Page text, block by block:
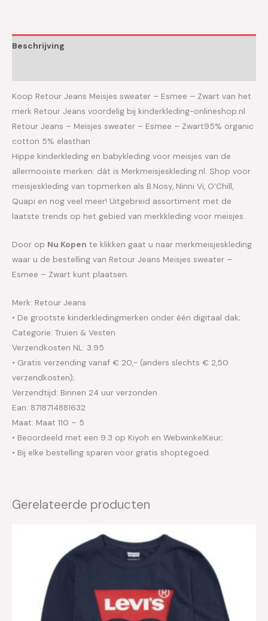
Beschrijving
Koop Retour Jeans Meisjes sweater – Esmee – Zwart van het
merk Retour Jeans voordelig bij kinderkleding-onlineshop.nl
Retour Jeans – Meisjes sweater – Esmee – Zwart95% organic
cotton 5% elasthan
Hippe kinderkleding en babykleding voor meisjes van de
allermooiste merken: dát is Merkmeisjeskleding.nl. Shop voor
meisjeskleding van topmerken als B.Nosy, Ninni Vi, O’Chill,
Quapi en nog veel meer! Uitgebreid assortiment met de
laatste trends op het gebied van merkkleding voor meisjes.
Door op Nu Kopen te klikken gaat u naar merkmeisjeskleding
waar u de bestelling van Retour Jeans Meisjes sweater –
Esmee – Zwart kunt plaatsen.
Merk: Retour Jeans
• De grootste kinderkledingmerken onder één digitaal dak;
Categorie: Truien & Vesten
Verzendkosten NL: 3.95
• Gratis verzending vanaf € 20,- (anders slechts € 2,50
verzendkosten);
Verzendtijd: Binnen 24 uur verzonden
Ean: 8718714881632
Maat: Maat 110 – 5
• Beoordeeld met een 9.3 op Kiyoh en WebwinkelKeur;
• Bij elke bestelling sparen voor gratis shoptegoed.
Gerelateerde producten